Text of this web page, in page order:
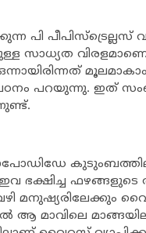
പി
സാധ്യത
മൂലമാകാം
പറയുന്നു. ഇത്
ഭക്ഷിച്ച
മനുഷ്യരിലേക്കും
ആ മാവിലെ